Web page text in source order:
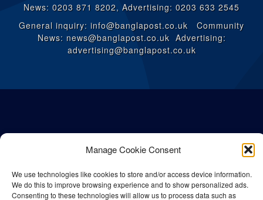
Manage Cookie Consent
We use technologies like cookies to store and/or access device information.
We do this to improve browsing experience and to show personalized ads.
Consenting to these technologies will allow us to process data such as
News: 0203 871 8202, Advertising: 0203 633 2545
General inquiry: info@banglapost.co.uk Community
News: news@banglapost.co.uk Advertising:
advertising@banglapost.co.uk